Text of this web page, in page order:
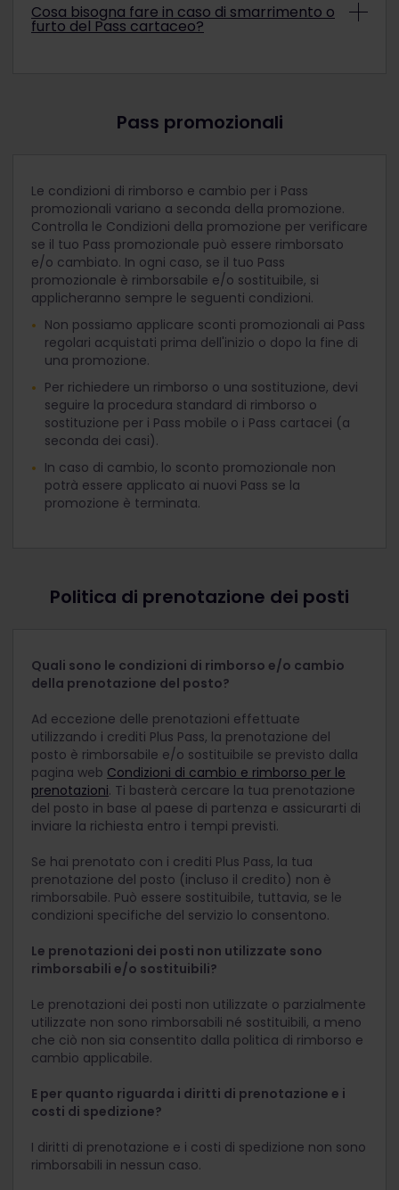
possibile modificarne gli estremi. Se si desidera
modificare uno dei dati stampati sul Pass
Cosa bisogna fare in caso di smarrimento o
furto del Pass cartaceo?
Pass promozionali
Le condizioni di rimborso e cambio per i Pass
promozionali variano a seconda della promozione.
Controlla le Condizioni della promozione per verificare
se il tuo Pass promozionale può essere rimborsato
e/o cambiato. In ogni caso, se il tuo Pass
promozionale è rimborsabile e/o sostituibile, si
applicheranno sempre le seguenti condizioni.
Non possiamo applicare sconti promozionali ai Pass
regolari acquistati prima dell'inizio o dopo la fine di
una promozione.
Per richiedere un rimborso o una sostituzione, devi
seguire la procedura standard di rimborso o
sostituzione per i Pass mobile o i Pass cartacei (a
seconda dei casi).
In caso di cambio, lo sconto promozionale non
potrà essere applicato ai nuovi Pass se la
promozione è terminata.
Politica di prenotazione dei posti
Quali sono le condizioni di rimborso e/o cambio
della prenotazione del posto?
Ad eccezione delle prenotazioni effettuate
utilizzando i crediti Plus Pass, la prenotazione del
posto è rimborsabile e/o sostituibile se previsto dalla
pagina web Condizioni di cambio e rimborso per le
prenotazioni. Ti basterà cercare la tua prenotazione
del posto in base al paese di partenza e assicurarti di
inviare la richiesta entro i tempi previsti.
Se hai prenotato con i crediti Plus Pass, la tua
prenotazione del posto (incluso il credito) non è
rimborsabile. Può essere sostituibile, tuttavia, se le
condizioni specifiche del servizio lo consentono.
Le prenotazioni dei posti non utilizzate sono
rimborsabili e/o sostituibili?
Le prenotazioni dei posti non utilizzate o parzialmente
utilizzate non sono rimborsabili né sostituibili, a meno
che ciò non sia consentito dalla politica di rimborso e
cambio applicabile.
E per quanto riguarda i diritti di prenotazione e i
costi di spedizione?
I diritti di prenotazione e i costi di spedizione non sono
rimborsabili in nessun caso.